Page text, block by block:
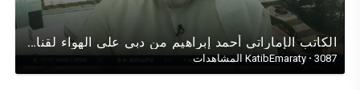
الكاتب الإماراتي أحمد إبراهيم من دبي على الهواء لقناة الغد العربي في حوار عن الممرات الآمنة في اليمن
KatibEmaraty · 3087 المشاهدات